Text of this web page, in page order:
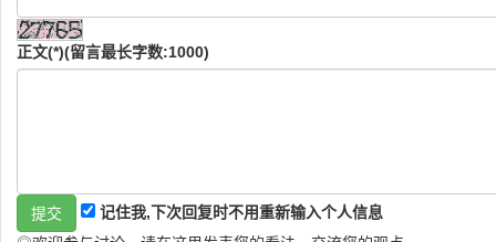
正文(*)(留言最长字数:1000)
记住我,下次回复时不用重新输入个人信息